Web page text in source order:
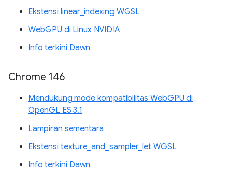
Ekstensi linear_indexing WGSL
WebGPU di Linux NVIDIA
Info terkini Dawn
Chrome 146
Mendukung mode kompatibilitas WebGPU di
OpenGL ES 3.1
Lampiran sementara
Ekstensi texture_and_sampler_let WGSL
Info terkini Dawn